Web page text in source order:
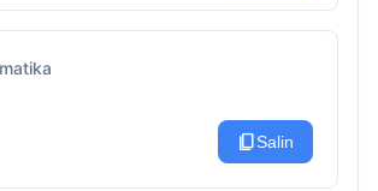
content_copySalin